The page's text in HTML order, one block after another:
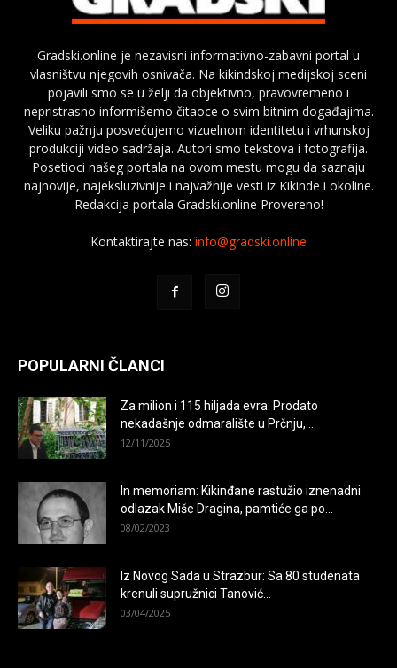
Gradski.online je nezavisni informativno-zabavni portal u
vlasništvu njegovih osnivača. Na kikindskoj medijskoj sceni
pojavili smo se u želji da objektivno, pravovremeno i
nepristrasno informišemo čitaoce o svim bitnim događajima.
Veliku pažnju posvećujemo vizuelnom identitetu i vrhunskoj
produkciji video sadržaja. Autori smo tekstova i fotografija.
Posetioci našeg portala na ovom mestu mogu da saznaju
najnovije, najeksluzivnije i najvažnije vesti iz Kikinde i okoline.
Redakcija portala Gradski.online Provereno!
Kontaktirajte nas: info@gradski.online
POPULARNI ČLANCI
Za milion i 115 hiljada evra: Prodato
nekadašnje odmaralište u Prčnju,...
12/11/2025
In memoriam: Kikinđane rastužio iznenadni
odlazak Miše Dragina, pamtiće ga po...
08/02/2023
Iz Novog Sada u Strazbur: Sa 80 studenata
krenuli supružnici Tanović...
03/04/2025